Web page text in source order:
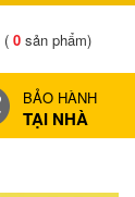
( 0 sản phẩm)
BẢO HÀNH
TẠI NHÀ